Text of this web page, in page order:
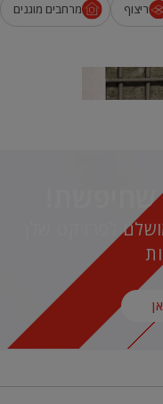
ריצוף מרחבים מוגנים
לפרויקט שלך